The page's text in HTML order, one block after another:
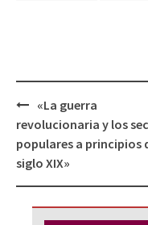
Navegación
de
entradas
«La guerra
revolucionaria y los
populares a principios
siglo XIX»